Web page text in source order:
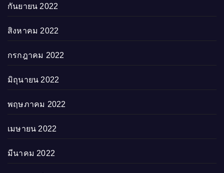
กันยายน 2022
สิงหาคม 2022
กรกฎาคม 2022
มิถุนายน 2022
พฤษภาคม 2022
เมษายน 2022
มีนาคม 2022